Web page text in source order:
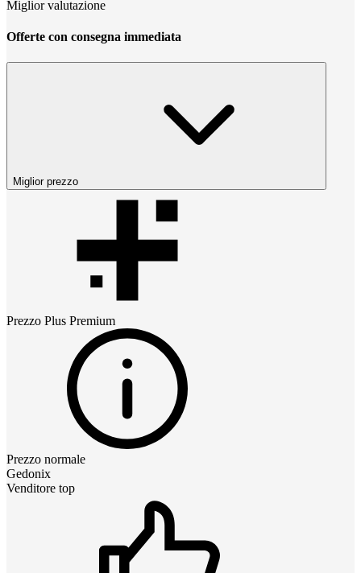
Miglior valutazione
Offerte con consegna immediata
Miglior prezzo
Prezzo Plus Premium
Prezzo normale
Gedonix
Venditore top